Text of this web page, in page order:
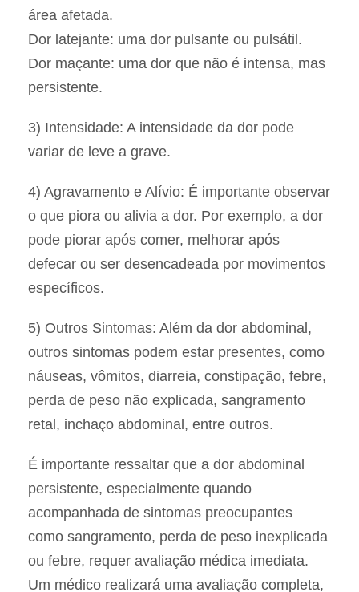
área afetada.
Dor latejante: uma dor pulsante ou pulsátil.
Dor maçante: uma dor que não é intensa, mas
persistente.
3) Intensidade: A intensidade da dor pode
variar de leve a grave.
4) Agravamento e Alívio: É importante observar
o que piora ou alivia a dor. Por exemplo, a dor
pode piorar após comer, melhorar após
defecar ou ser desencadeada por movimentos
específicos.
5) Outros Sintomas: Além da dor abdominal,
outros sintomas podem estar presentes, como
náuseas, vômitos, diarreia, constipação, febre,
perda de peso não explicada, sangramento
retal, inchaço abdominal, entre outros.
É importante ressaltar que a dor abdominal
persistente, especialmente quando
acompanhada de sintomas preocupantes
como sangramento, perda de peso inexplicada
ou febre, requer avaliação médica imediata.
Um médico realizará uma avaliação completa,